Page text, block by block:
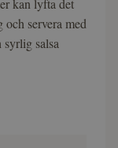
servera med
salsa